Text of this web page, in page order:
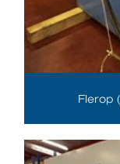
Flerop